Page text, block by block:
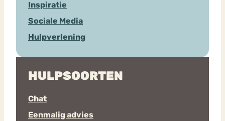
Inspiratie
Sociale Media
Hulpverlening
HULPSOORTEN
Chat
Eenmalig advies